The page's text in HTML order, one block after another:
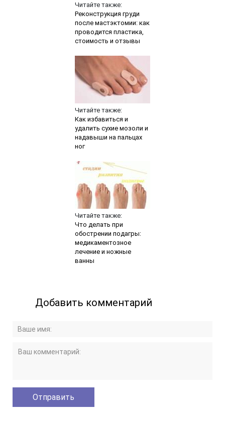
Читайте также:
Реконструкция груди
после мастэктомии: как
проводится пластика,
стоимость и отзывы
Читайте также:
Как избавиться и
удалить сухие мозоли и
надавыши на пальцах
ног
Читайте также:
Что делать при
обострении подагры:
медикаментозное
лечение и ножные
ванны
Добавить комментарий